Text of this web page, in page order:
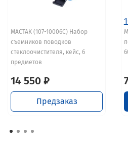
МАСТАК (107-10006C) Набор
съемников поводков
стеклоочистителя, кейс, 6
предметов
14 550 ₽
Предзаказ